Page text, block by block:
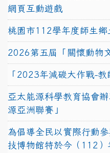
網頁互動遊戲
桃園市112學年度師生
2026第五屆「關懷動物
「2023年減碳大作戰-教
亞太能源科學教育協會
源亞洲聯賽」
為倡導全民以實際行動
技博物館特於今（112